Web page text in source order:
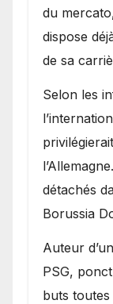
du
dispose
de sa
Selon les
détachés
Borussia
Auteur
PSG,
buts